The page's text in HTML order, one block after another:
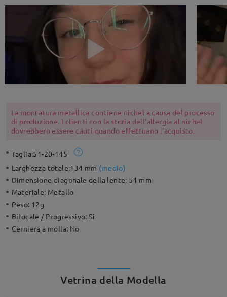
La montatura metallica contiene nichel a causa del processo
di produzione. I clienti con la storia dell'allergia al nichel
dovrebbero essere cauti quando effettuano l'acquisto.
Taglia:51-20-145
Larghezza totale:134 mm (medio)
Dimensione diagonale della lente: 51 mm
Materiale: Metallo
Peso: 12g
Bifocale / Progressivo:Sì
Cerniera a molla: No
Vetrina della Modella